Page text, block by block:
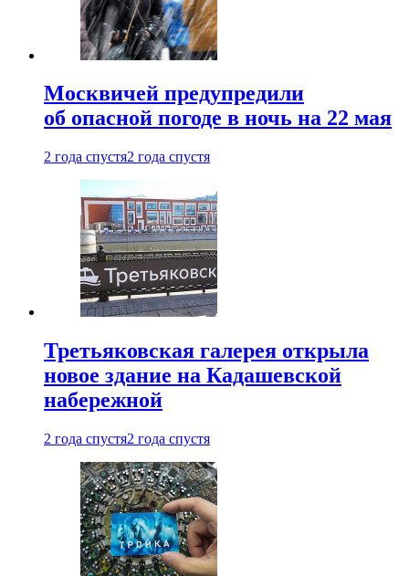
Москвичей предупредили
об опасной погоде в ночь на 22 мая
2 года спустя2 года спустя
Третьяковская галерея открыла
новое здание на Кадашевской
набережной
2 года спустя2 года спустя